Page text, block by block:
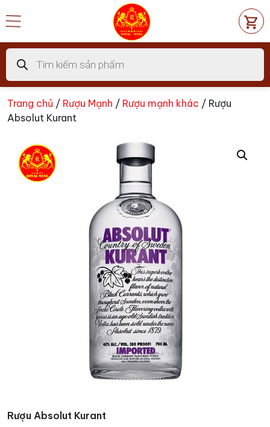
đến
dung
Tìm
kiếm
sản
phẩm
Trang chủ / Rượu Mạnh / Rượu mạnh khác / Rượu
Absolut Kurant
Rượu Absolut Kurant